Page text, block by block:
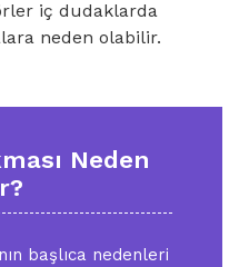
iç dudaklarda
neden olabilir.
Neden
başlıca nedenleri